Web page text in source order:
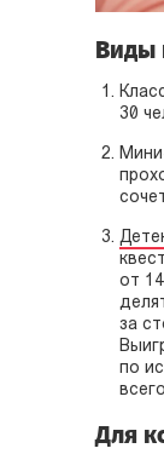
Виды
30
от
за
по
Для